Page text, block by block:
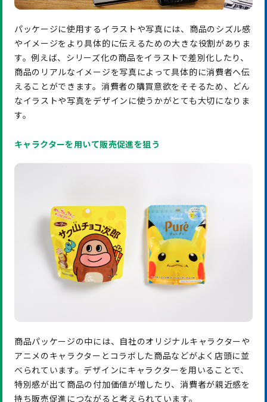
パッケージに使用するイラストや写真には、商品のシズル感
やイメージをより具体的に伝えるための大きな役割がありま
す。例えば、シリーズ化の商品をイラストで差別化したり、
商品のリアルなイメージを写真によって具体的に消費者へ伝
えることができます。消費者の購買意欲をそそるため、どん
なイラストや写真をデザインに使うかがとても大切になりま
す。
キャラクターを用いて販売促進を狙う
商品パッケージの中には、自社のオリジナルキャラクターや
アニメのキャラクターとコラボした商品などがよく店頭に並
べられています。デザインにキャラクターを用いることで、
特別感が出て商品の付加価値が増したり、消費者が親近感を
持ち販売促進につながると考えられています。